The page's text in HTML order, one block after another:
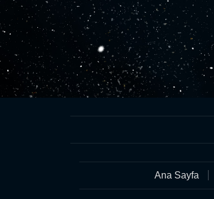
Ana Sayfa